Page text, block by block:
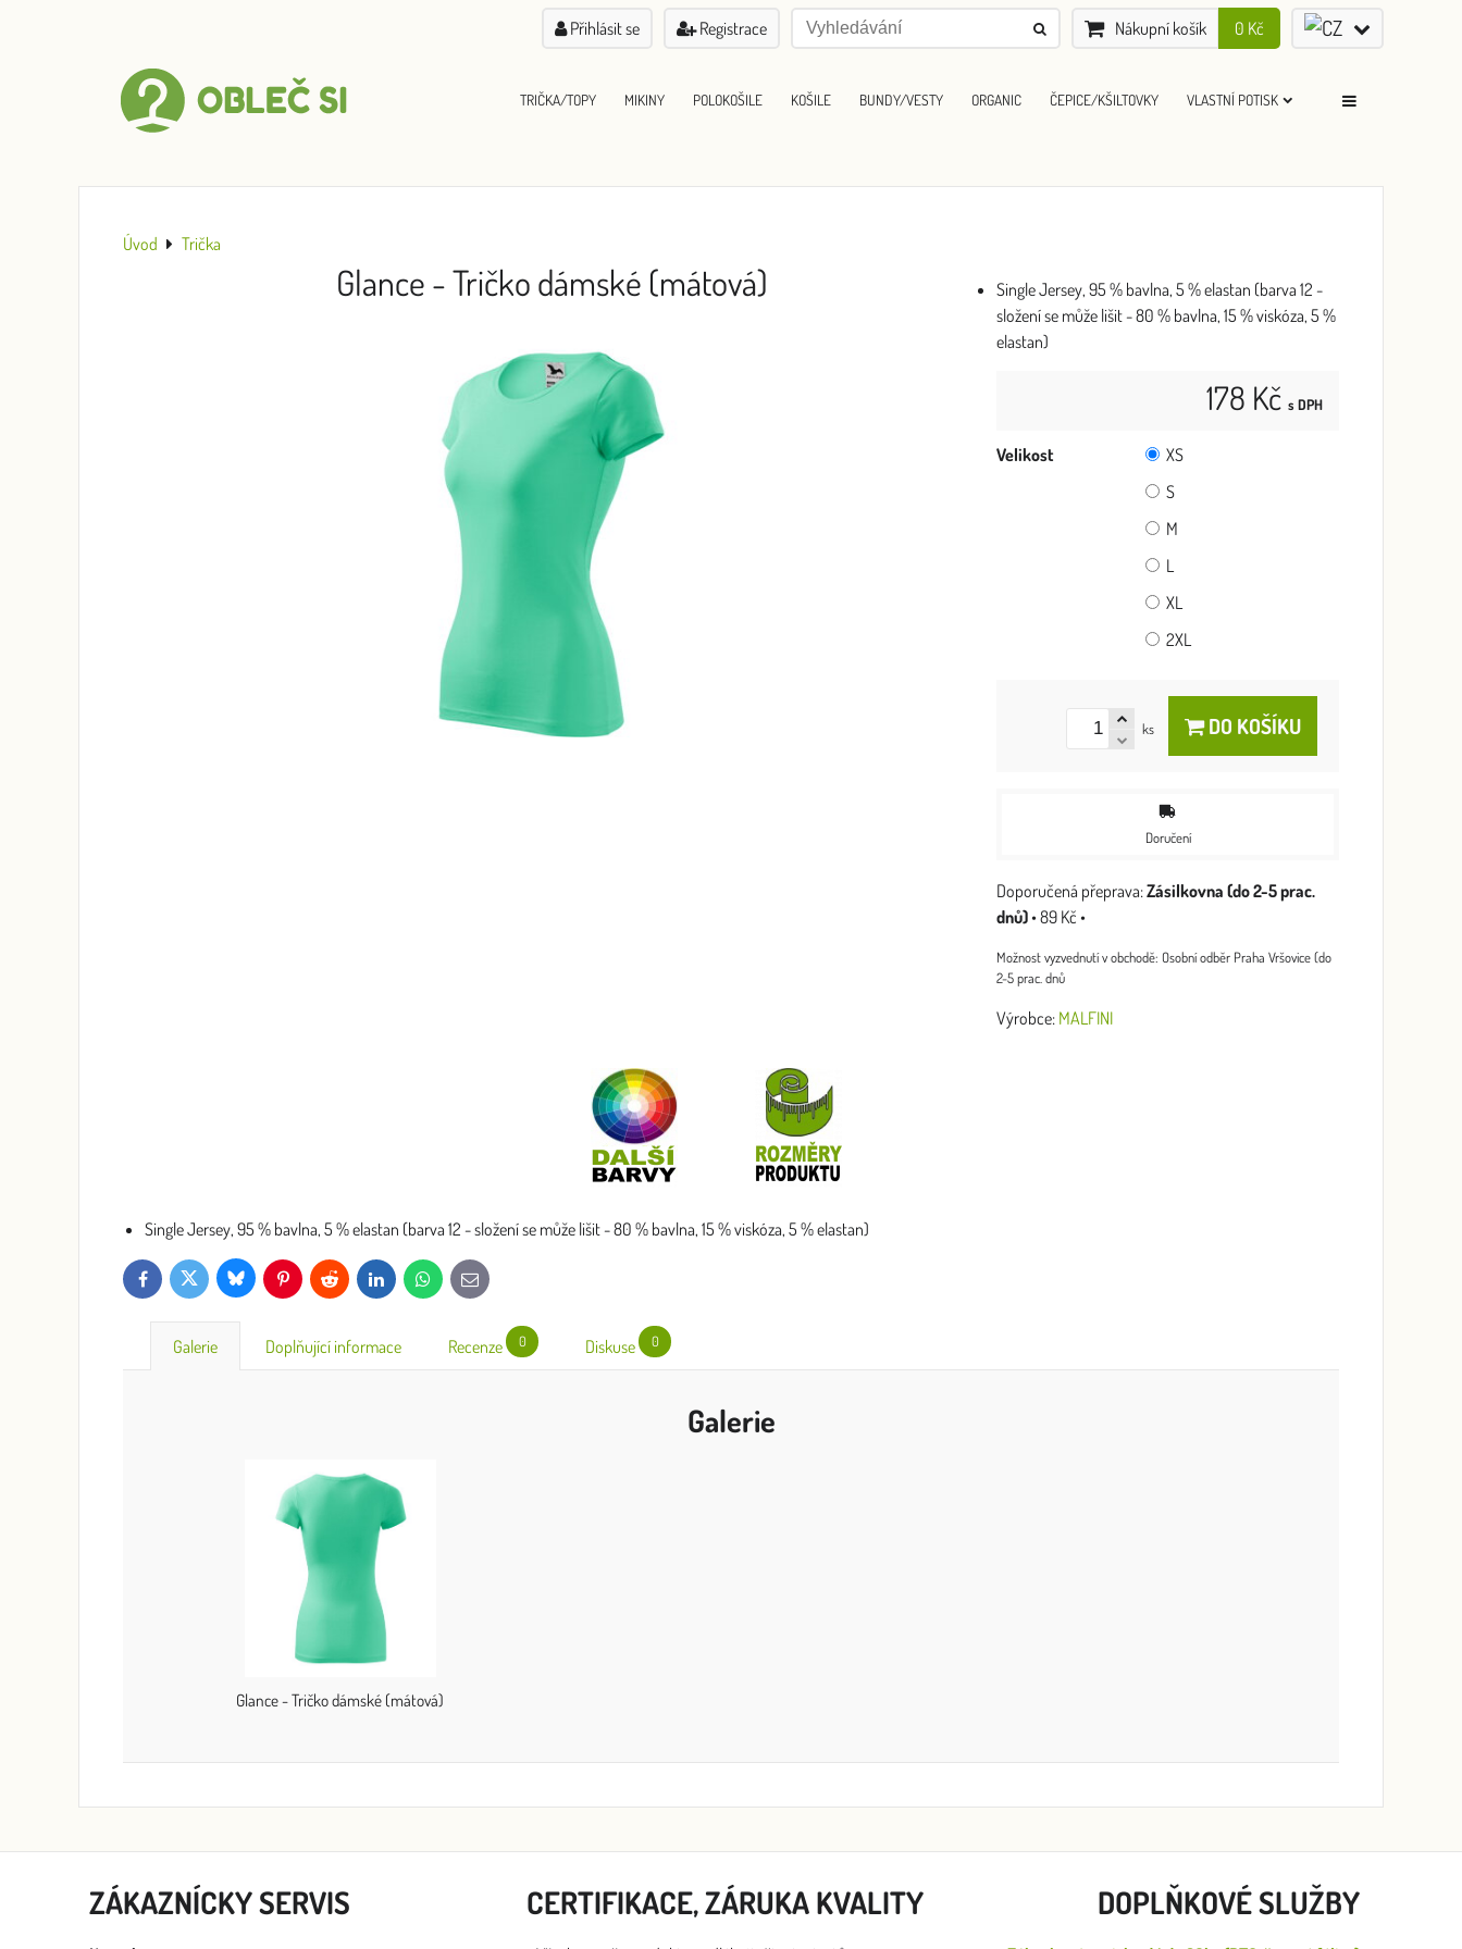
Přihlásit se Registrace Nákupní košík 0 Kč
TRIČKA/TOPY MIKINY POLOKOŠILE KOŠILE BUNDY/VESTY ORGANIC ČEPICE/KŠILTOVKY VLASTNÍ POTISK
Úvod Trička
Glance - Tričko dámské (mátová)
Single Jersey, 95 % bavlna, 5 % elastan (barva 12 -
složení se může lišit - 80 % bavlna, 15 % viskóza, 5 %
elastan)
178 Kč s DPH
Velikost
XS
S
M
L
XL
2XL
ks DO KOŠÍKU
Doručení
Zásilkovna (do 2-5 prac.
dnů)•89 Kč •
Osobní odběr Praha Vršovice (do
2-5 prac. dnů
Výrobce: MALFINI
Single Jersey, 95 % bavlna, 5 % elastan (barva 12 - složení se může lišit - 80 % bavlna, 15 % viskóza, 5 % elastan)
FacebookTwitter Bluesky PinterestReddit LinkedInWhatsApp
E-
mail
Galerie Doplňující informace Recenze 0 Diskuse 0
Galerie
Glance - Tričko dámské (mátová)
ZÁKAZNÍCKY SERVIS CERTIFIKACE, ZÁRUKA KVALITY DOPLŇKOVÉ SLUŽBY